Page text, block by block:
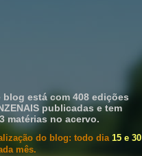
blog está com 408 edições
publicadas e tem
matérias no acervo.
do blog: todo dia 15 e 30
mês.